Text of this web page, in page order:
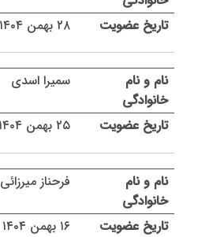
۲۸ بهمن ۱۴۰۴
سمیرا اسدی
۲۵ بهمن ۱۴۰۴
فرحناز میرزائی
۱۶ بهمن ۱۴۰۴